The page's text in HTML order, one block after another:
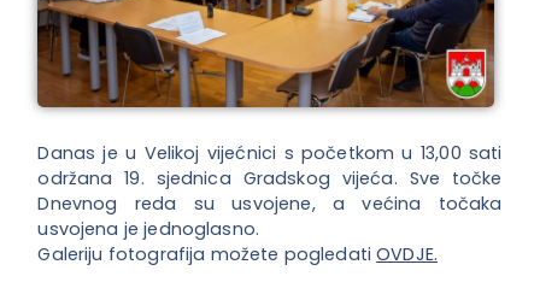
Danas je u Velikoj vijećnici s početkom u 13,00 sati
održana 19. sjednica Gradskog vijeća. Sve točke
Dnevnog reda su usvojene, a većina točaka
usvojena je jednoglasno.
Galeriju fotografija možete pogledatiOVDJE.